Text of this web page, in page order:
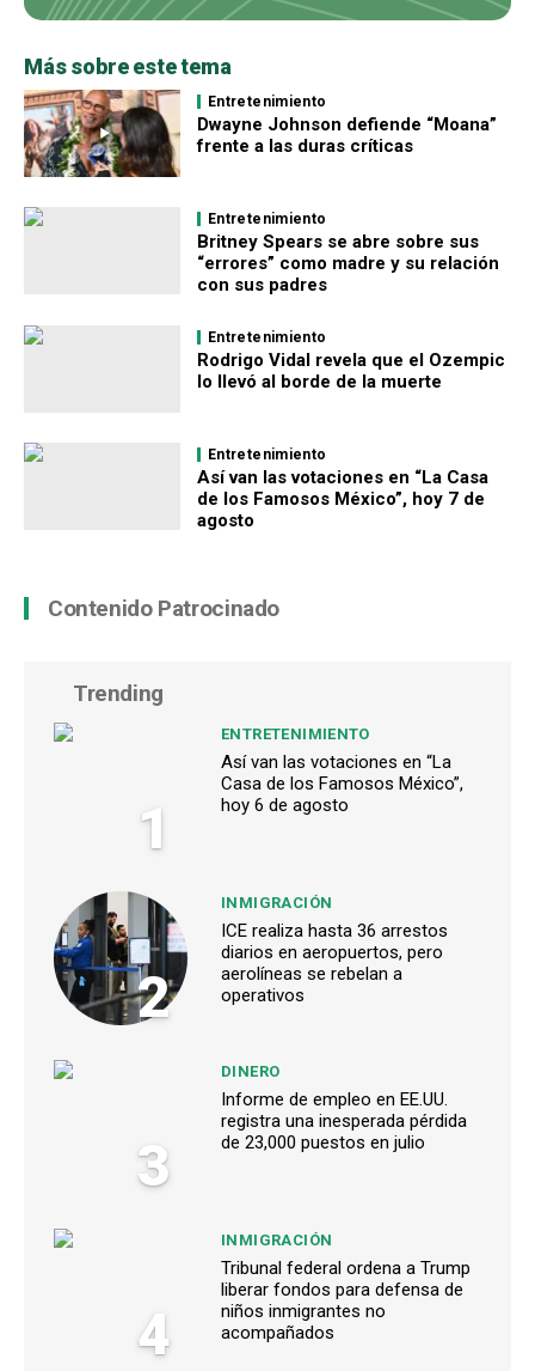
Más sobre este tema
Entretenimiento
Dwayne Johnson defiende “Moana”
frente a las duras críticas
Entretenimiento
Britney Spears se abre sobre sus
“errores” como madre y su relación
con sus padres
Entretenimiento
Rodrigo Vidal revela que el Ozempic
lo llevó al borde de la muerte
Entretenimiento
Así van las votaciones en “La Casa
de los Famosos México”, hoy 7 de
agosto
Contenido Patrocinado
Trending
1
ENTRETENIMIENTO
Así van las votaciones en “La
Casa de los Famosos México”,
hoy 6 de agosto
2
INMIGRACIÓN
ICE realiza hasta 36 arrestos
diarios en aeropuertos, pero
aerolíneas se rebelan a
operativos
3
DINERO
Informe de empleo en EE.UU.
registra una inesperada pérdida
de 23,000 puestos en julio
4
INMIGRACIÓN
Tribunal federal ordena a Trump
liberar fondos para defensa de
niños inmigrantes no
acompañados